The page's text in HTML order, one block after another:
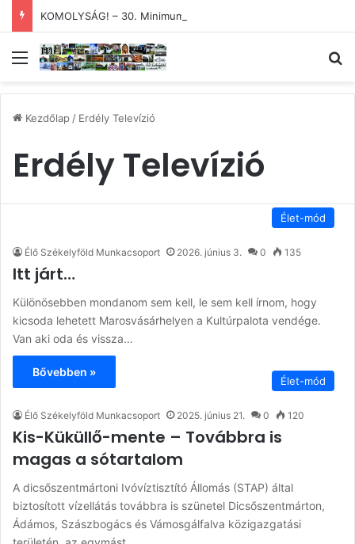
Menü
Kezdőlap/ Erdély Televízió
Erdély Televízió
Élet-mód
Élő Székelyföld Munkacsoport 2026. június 3. 0 135
Itt járt…
Különösebben mondanom sem kell, le sem kell írnom, hogy
kicsoda lehetett Marosvásárhelyen a Kultúrpalota vendége.
Van aki oda és vissza…
Bővebben »
Élet-mód
Élő Székelyföld Munkacsoport 2025. június 21. 0 120
Kis-Küküllő-mente – Továbbra is
magas a sótartalom
A dicsőszentmártoni Ivóvíztisztító Állomás (STAP) által
biztosított vízellátás továbbra is szünetel Dicsőszentmárton,
Ádámos, Szászbogács és Vámosgálfalva közigazgatási